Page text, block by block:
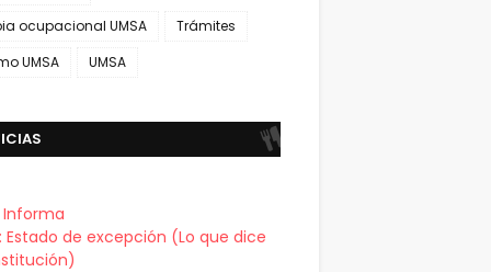
ocupacional UMSA
Trámites
UMSA
UMSA
Informa
Estado de excepción (Lo que dice